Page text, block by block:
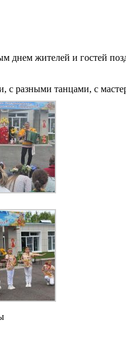
днем жителей и
разными танцами, с